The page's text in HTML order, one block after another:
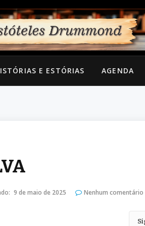
E ESTÓRIAS AGENDA
9 de maio de 2025 Nenhum comentário